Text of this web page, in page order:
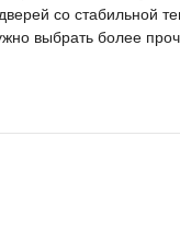
со стабильной
выбрать более